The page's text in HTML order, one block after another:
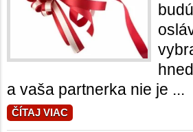
a vaša partnerka nie je ...
ČÍTAJ VIAC